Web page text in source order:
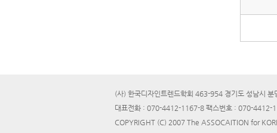
(사) 한국디자인트렌드학회 463-954 경기도 성남시
대표전화 : 070-4412-1167-8 팩스번호 : 070-4412-
COPYRIGHT (C) 2007 The ASSOCAITION for